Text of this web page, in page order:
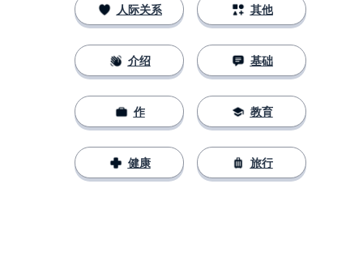
人际关系
介绍
作
健康
其他
基础
教育
旅行